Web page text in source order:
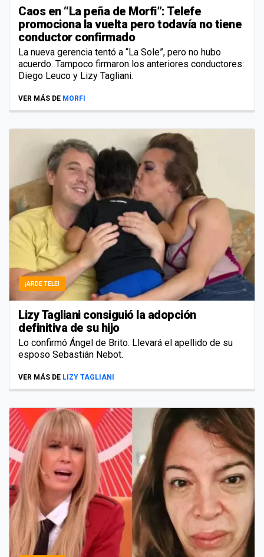
Caos en “La peña de Morfi”: Telefe
promociona la vuelta pero todavía no tiene
conductor confirmado
La nueva gerencia tentó a “La Sole”, pero no hubo
acuerdo. Tampoco firmaron los anteriores conductores:
Diego Leuco y Lizy Tagliani.
VER MÁS DE MORFI
¡ARDE TELE!
Lizy Tagliani consiguió la adopción
definitiva de su hijo
Lo confirmó Ángel de Brito. Llevará el apellido de su
esposo Sebastián Nebot.
VER MÁS DE LIZY TAGLIANI